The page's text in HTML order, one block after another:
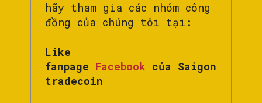
hãy tham gia các nhóm công
đồng của chúng tôi tại:
Like
fanpage Facebook của Saigon
tradecoin